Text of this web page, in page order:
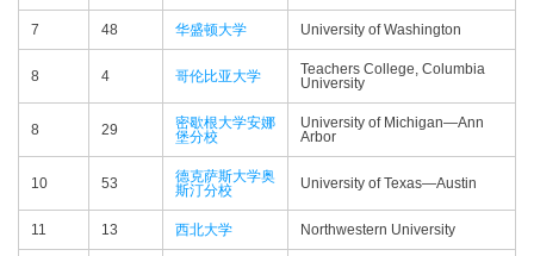
7 48 华盛顿大学 University of Washington
8 4 哥伦比亚大学
Teachers College, Columbia
University
8 29
密歇根大学安娜
堡分校
University of Michigan—​Ann
Arbor
10 53
德克萨斯大学奥
斯汀分校
University of Texas—​Austin
11 13 西北大学 Northwestern University